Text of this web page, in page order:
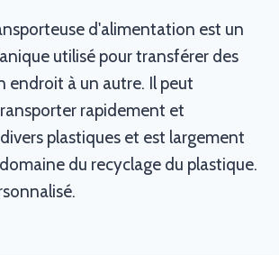
d'alimentation est un
utilisé pour transférer des
endroit à un autre. Il peut
rapidement et
plastiques et est largement
du recyclage du plastique.